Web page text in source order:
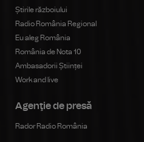
Știrile războiului
Radio România Regional
Eu aleg România
România de Nota 10
Ambasadorii Științei
Work and live
Agenţie de presă
Rador Radio România